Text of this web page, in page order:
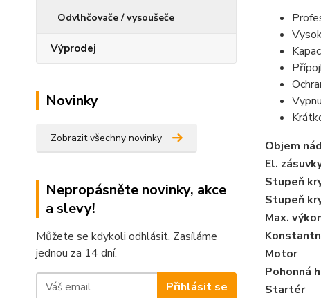
Odvlhčovače / vysoušeče
Výprodej
Novinky
Zobrazit všechny novinky
Nepropásněte novinky, akce
a slevy!
Můžete se kdykoli odhlásit. Zasíláme
jednou za 14 dní.
Přihlásit se
Objem
El.
Stupeň
Stupeň
Max.
Motor
Pohonná
Startér